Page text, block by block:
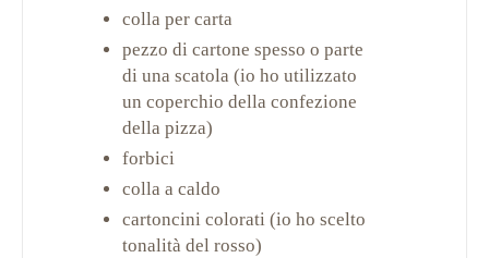
colla per carta
pezzo di cartone spesso o parte
di una scatola (io ho utilizzato
un coperchio della confezione
della pizza)
forbici
colla a caldo
cartoncini colorati (io ho scelto
tonalità del rosso)